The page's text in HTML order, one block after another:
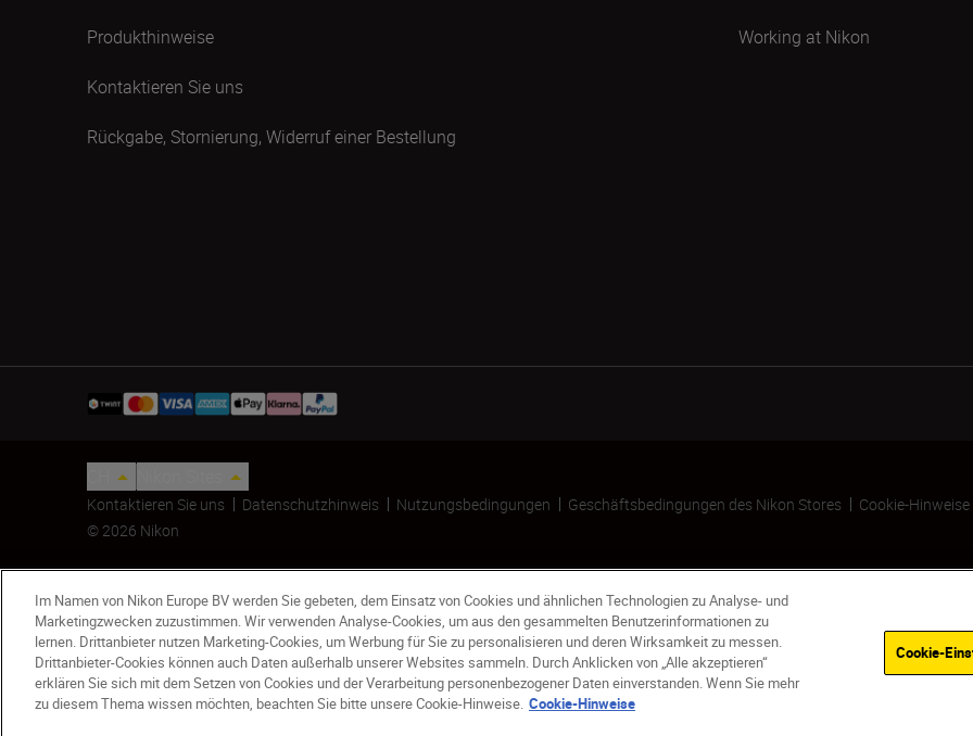
TASCHE FÜR LASER-ENTFERNUNGSMESSER 31163
Produkthinweise
Kontaktieren Sie uns
Rückgabe, Stornierung, Widerruf einer Bestellung
Working at Nikon
Kontaktieren Sie uns Datenschutzhinweis Nutzungsbedingungen Geschäftsbedingungen des Nikon Stores Cookie-Hinweise
© 2026 Nikon
Im Namen von Nikon Europe BV werden Sie gebeten, dem Einsatz von Cookies und ähnlichen Technologien zu Analyse- und
Marketingzwecken zuzustimmen. Wir verwenden Analyse-Cookies, um aus den gesammelten Benutzerinformationen zu
lernen. Drittanbieter nutzen Marketing-Cookies, um Werbung für Sie zu personalisieren und deren Wirksamkeit zu messen.
Drittanbieter-Cookies können auch Daten außerhalb unserer Websites sammeln. Durch Anklicken von „Alle akzeptieren“
erklären Sie sich mit dem Setzen von Cookies und der Verarbeitung personenbezogener Daten einverstanden. Wenn Sie mehr
zu diesem Thema wissen möchten, beachten Sie bitte unsere Cookie-Hinweise. Cookie-Hinweise
Cookie-